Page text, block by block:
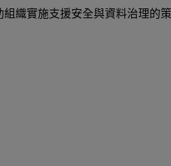
織實施支援安全與資料治理的